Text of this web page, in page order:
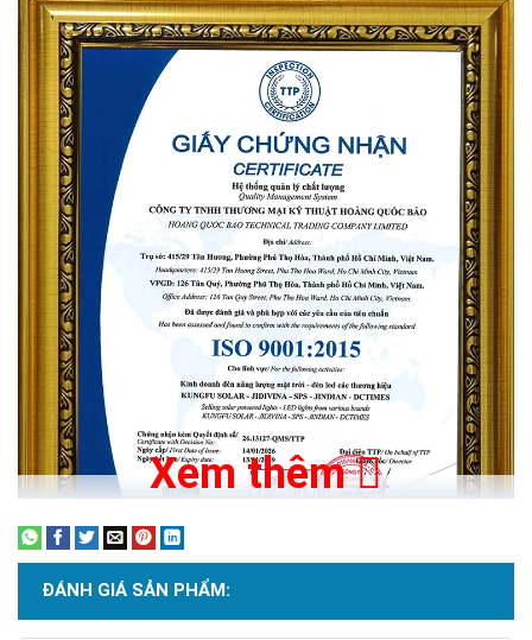
Xem thêm
ĐÁNH GIÁ SẢN PHẨM: